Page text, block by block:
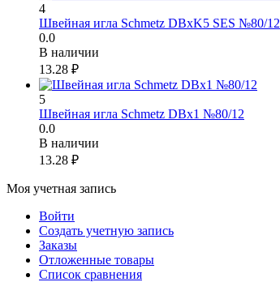
4
Швейная игла Schmetz DBxK5 SES №80/12
0.0
В наличии
13.28 ₽
5
Швейная игла Schmetz DBx1 №80/12
0.0
В наличии
13.28 ₽
Моя учетная запись
Войти
Создать учетную запись
Заказы
Отложенные товары
Список сравнения